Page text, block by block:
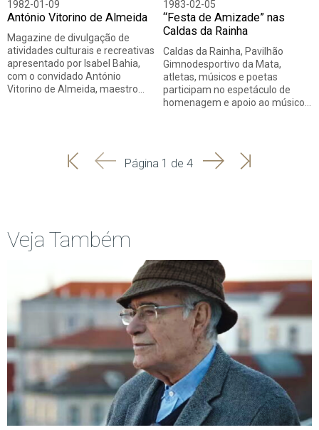
1982-01-09
António Vitorino de Almeida
Magazine de divulgação de
atividades culturais e recreativas
apresentado por Isabel Bahia,
com o convidado António
Vitorino de Almeida, maestro…
1983-02-05
“Festa de Amizade” nas
Caldas da Rainha
Caldas da Rainha, Pavilhão
Gimnodesportivo da Mata,
atletas, músicos e poetas
participam no espetáculo de
homenagem e apoio ao músico…
'
'
Página 1 de 4 SeguinteÚltima
Veja Também